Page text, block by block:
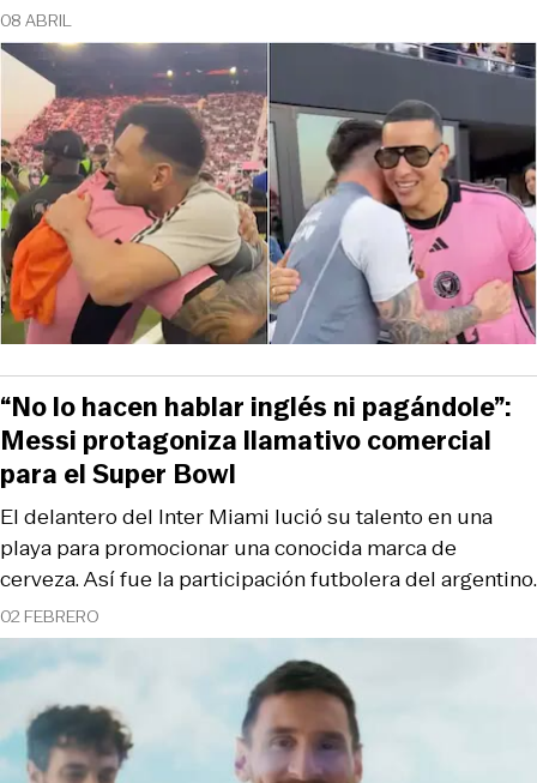
08 ABRIL
02 FEBRERO
El delantero del Inter Miami lució su talento en una
playa para promocionar una conocida marca de
cerveza. Así fue la participación futbolera del argentino.
“No lo hacen hablar inglés ni pagándole”:
Messi protagoniza llamativo comercial
para el Super Bowl